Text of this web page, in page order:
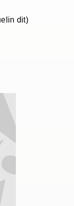
dit)